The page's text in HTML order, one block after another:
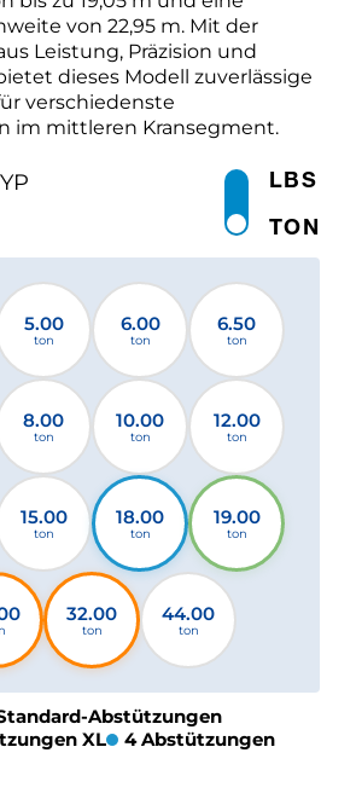
von 22,95 m. Mit der
Leistung, Präzision und
dieses Modell zuverlässige
verschiedenste
im mittleren Kransegment.
TON
LBS
5.00
ton
6.00
ton
6.50
ton
8.00
ton
10.00
ton
12.00
ton
15.00
ton
18.00
ton
19.00
ton
32.00
ton
44.00
ton
Abstützungen
XL
4 Abstützungen